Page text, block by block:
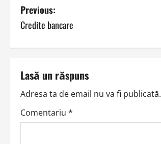
P
o
s
t
n
a
Previous:
Credite bancare
Lasă un răspuns
Adresa ta de email nu va fi publicată.
Comentariu *